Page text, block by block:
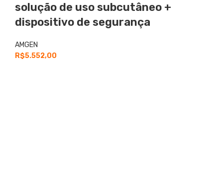
solução de uso subcutâneo +
dispositivo de segurança
AMGEN
R$5.552,00